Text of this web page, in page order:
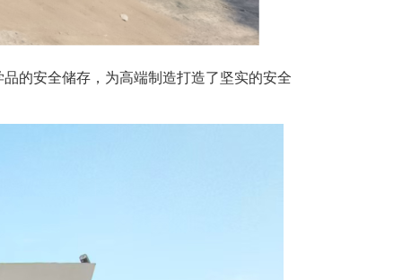
的安全储存，为高端制造打造了坚实的安全